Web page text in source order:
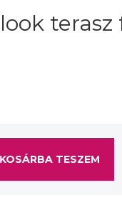
KOSÁRBA TESZEM